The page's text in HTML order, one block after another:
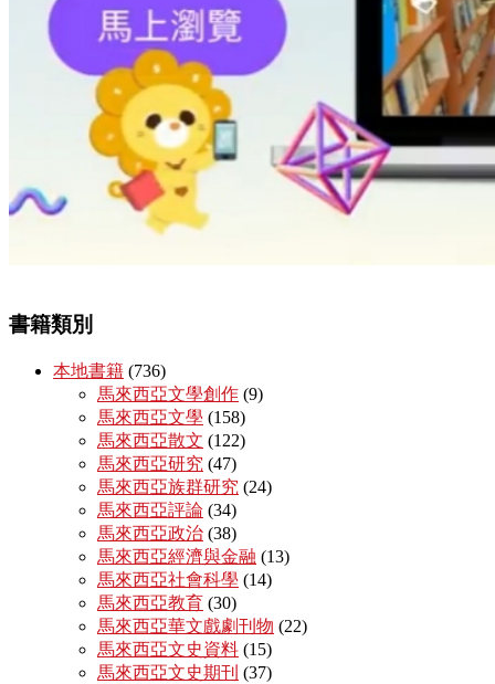
書籍類別
本地書籍 (736)
馬來西亞文學創作 (9)
馬來西亞文學 (158)
馬來西亞散文 (122)
馬來西亞研究 (47)
馬來西亞族群研究 (24)
馬來西亞評論 (34)
馬來西亞政治 (38)
馬來西亞經濟與金融 (13)
馬來西亞社會科學 (14)
馬來西亞教育 (30)
馬來西亞華文戲劇刊物 (22)
馬來西亞文史資料 (15)
馬來西亞文史期刊 (37)